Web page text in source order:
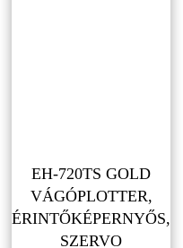
EH-720TS GOLD
VÁGÓPLOTTER,
ÉRINTŐKÉPERNYŐS,
SZERVO